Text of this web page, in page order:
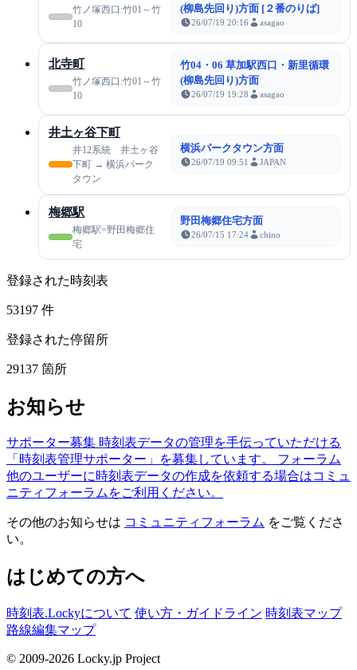
竹ノ塚西口:竹01～竹
10
(柳島先回り)方面 [２番のりば]
26/07/19 20:16 asagao
北寺町
竹ノ塚西口:竹01～竹
10
竹04・06 草加駅西口・新里循環
(柳島先回り)方面
26/07/19 19:28 asagao
井土ヶ谷下町
井12系統 井土ヶ谷
下町 → 横浜パーク
タウン
横浜パークタウン方面
26/07/19 09:51 JAPAN
梅郷駅
梅郷駅=野田梅郷住
宅
野田梅郷住宅方面
26/07/15 17:24 chino
登録された時刻表
53197 件
登録された停留所
29137 箇所
お知らせ
サポーター募集 時刻表データの管理を手伝っていただける
「時刻表管理サポーター」を募集しています。
フォーラム
他のユーザーに時刻表データの作成を依頼する場合はコミュ
ニティフォーラムをご利用ください。
その他のお知らせは コミュニティフォーラム をご覧くださ
い。
はじめての方へ
時刻表.Lockyについて 使い方・ガイドライン 時刻表マップ
路線編集マップ
© 2009-2026 Locky.jp Project